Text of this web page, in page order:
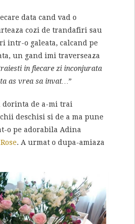
data cand vad o
cozi de trandafiri sau
intr-o galeata, calcand pe
un gand imi traverseaza
in fiecare zi inconjurata
as vrea sa invat…”
dorinta de a-mi trai
deschisi si de a ma pune
o pe adorabila Adina
. A urmat o dupa-amiaza